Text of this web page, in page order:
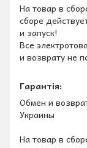
На товар в
сборе
и запуск!
Все
и возврату не
Гарантія:
Обмен и
Украины
На товар в